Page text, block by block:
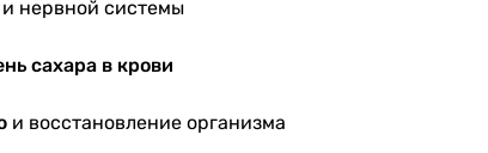
и нервной системы
сахара в крови
и восстановление организма